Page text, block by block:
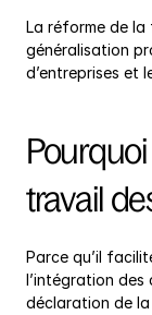
La réforme de
généralisation
d’entreprises et
travail
Parce qu’il
l’intégration des
déclaration de